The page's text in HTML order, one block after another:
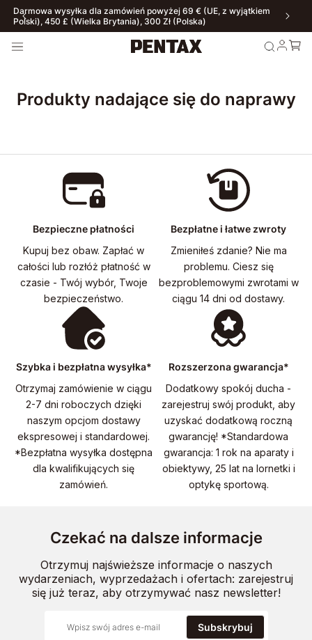
Darmowa wysyłka dla zamówień powyżej 69 € (UE, z wyjątkiem
Polski), 450 £ (Wielka Brytania), 300 Zł (Polska)
Produkty nadające się do naprawy
Bezpieczne płatności
Kupuj bez obaw. Zapłać w
całości lub rozłóż płatność w
czasie - Twój wybór, Twoje
bezpieczeństwo.
Bezpłatne i łatwe zwroty
Zmieniłeś zdanie? Nie ma
problemu. Ciesz się
bezproblemowymi zwrotami w
ciągu 14 dni od dostawy.
Szybka i bezpłatna wysyłka*
Otrzymaj zamówienie w ciągu
2-7 dni roboczych dzięki
naszym opcjom dostawy
ekspresowej i standardowej.
*Bezpłatna wysyłka dostępna
dla kwalifikujących się
zamówień.
Rozszerzona gwarancja*
Dodatkowy spokój ducha -
zarejestruj swój produkt, aby
uzyskać dodatkową roczną
gwarancję! *Standardowa
gwarancja: 1 rok na aparaty i
obiektywy, 25 lat na lornetki i
optykę sportową.
Czekać na dalsze informacje
Otrzymuj najświeższe informacje o naszych
wydarzeniach, wyprzedażach i ofertach: zarejestruj
się już teraz, aby otrzymywać nasz newsletter!
Subskrybuj